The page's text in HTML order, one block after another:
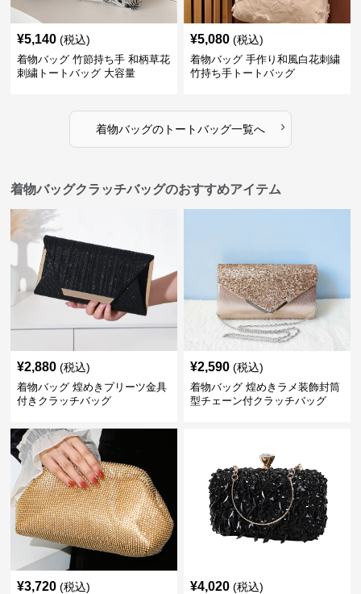
¥5,140 (税込)
着物バッグ 竹節持ち手 和柄草花
刺繍トートバッグ 大容量
¥5,080 (税込)
着物バッグ 手作り和風白花刺繍
竹持ち手トートバッグ
着物バッグのトートバッグ一覧へ ›
着物バッグクラッチバッグのおすすめアイテム
¥2,880 (税込)
着物バッグ 煌めきプリーツ金具
付きクラッチバッグ
¥2,590 (税込)
着物バッグ 煌めきラメ装飾封筒
型チェーン付クラッチバッグ
¥3,720 (税込) ¥4,020 (税込)